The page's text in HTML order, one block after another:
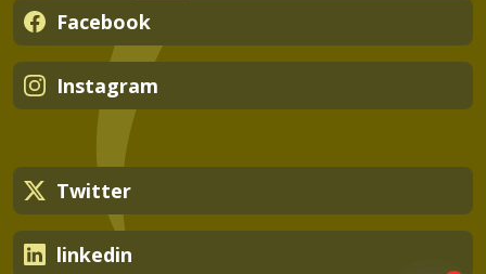
Facebook
Instagram
Twitter
linkedin